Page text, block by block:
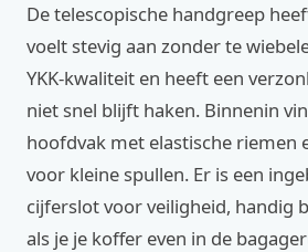
De telescopische handgreep
voelt stevig aan zonder te
YKK-kwaliteit en heeft een
niet snel blijft haken. Binnenin
hoofdvak met elastische riemen
voor kleine spullen. Er is een
cijferslot voor veiligheid, handig
als je je koffer even in de